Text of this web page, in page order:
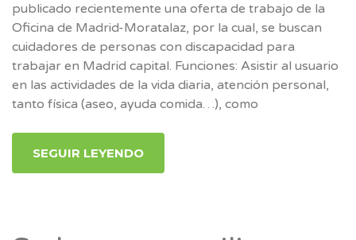
publicado recientemente una oferta de trabajo de la
Oficina de Madrid-Moratalaz, por la cual, se buscan
cuidadores de personas con discapacidad para
trabajar en Madrid capital. Funciones: Asistir al usuario
en las actividades de la vida diaria, atención personal,
tanto física (aseo, ayuda comida…), como
SEGUIR LEYENDO